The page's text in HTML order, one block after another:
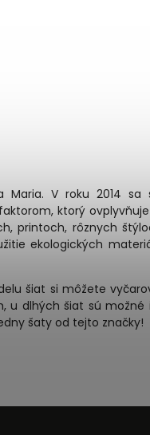
Maria. V roku 2014 sa
ktorý
printoch, rôznych
ekologických
šiat si môžete
u dlhých šiat sú možné
šaty od tejto značky!